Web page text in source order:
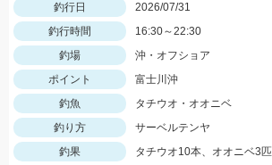
釣行日
2026/07/31
釣行時間
16:30～22:30
釣場
沖・オフショア
ポイント
富士川沖
釣魚
タチウオ・オオニベ
釣り方
サーベルテンヤ
釣果
タチウオ10本、オオニベ3匹